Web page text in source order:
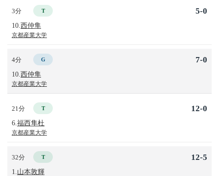
3分 T
10. 西仲隼
京都産業大学
5-0
4分 G
10. 西仲隼
京都産業大学
7-0
21分 T
6. 福西隼杜
京都産業大学
12-0
32分 T
1. 山本敦輝
12-5